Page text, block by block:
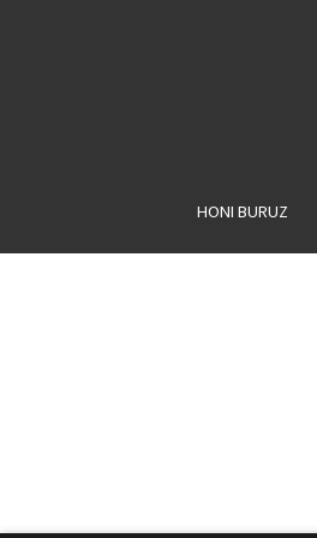
HONI BURUZ